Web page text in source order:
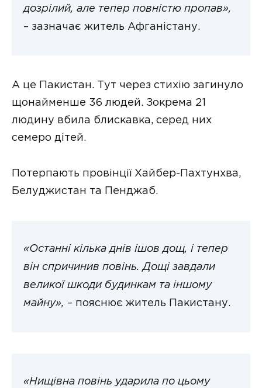
дозрілий, але тепер повністю пропав»,
– зазначає житель Афганістану.
А це Пакистан. Тут через стихію загинуло
щонайменше 36 людей. Зокрема 21
людину вбила блискавка, серед них
семеро дітей.
Потерпають провінції Хайбер-Пахтунхва,
Белуджистан та Пенджаб.
«Останні кілька днів ішов дощ, і тепер
він спричинив повінь. Дощі завдали
великої шкоди будинкам та іншому
майну», – пояснює житель Пакистану.
«Нищівна повінь ударила по цьому